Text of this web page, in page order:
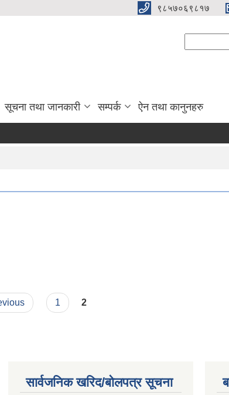
९८५७०६९८१७
सूचना तथा जानकारी सम्पर्क ऐन तथा कानुनहरु
1 2
सार्वजनिक खरिद/बोलपत्र सूचना